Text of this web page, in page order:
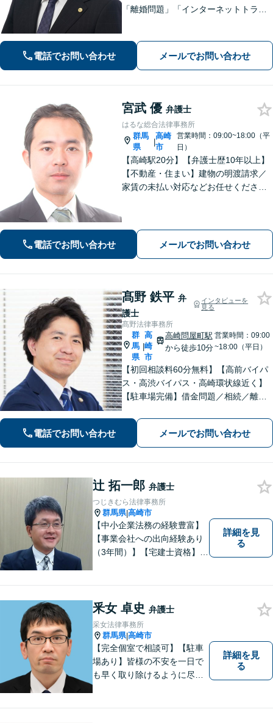
「離婚問題」「インターネットトラブ
そして大胆に、オーダーメイドの弁護
を展開します【高崎駅徒歩15分】
電話でお問い合わせ メールでお問い合わせ
宮武 優 弁護士
はるな総合法律事務所
群馬
県
|
高崎
市
営業時間：09:00~18:00（平
日）
【高崎駅20分】【弁護士歴10年以上】
【不動産・住まい】建物の明渡請求／
家賃の未払い対応などお任せくださ
気軽にご相談ください。
電話でお問い合わせ メールでお問い合わせ
髙野 鉄平 弁
護士
インタビューを
見る
髙野法律事務所
群
馬
県
|
高
崎
市
高崎問屋町駅
から徒歩10分
営業時間：09:00
~18:00（平日）
【初回相談料60分無料】【高前バイパ
ス・高渋バイパス・高崎環状線近く】
【駐車場完備】借金問題／相続／離婚
広く対応しております。丁寧なヒアリ
ングとコミュニケーションを重ねるこ
とを大切にしております【休日・夜間
対応可】
電話でお問い合わせ メールでお問い合わせ
辻 拓一郎 弁護士
つじきむら法律事務所
群馬県|高崎市
【中小企業法務の経験豊富】
【事業会社への出向経験あり
（3年間）】【宅建士資格】信
詳細を見
る
釆女 卓史 弁護士
采女法律事務所
群馬県|高崎市
【完全個室で相談可】【駐車
場あり】皆様の不安を一日で
も早く取り除けるように尽力
詳細を見
る